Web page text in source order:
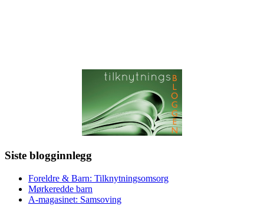
Siste blogginnlegg
Foreldre & Barn: Tilknytningsomsorg
Mørkeredde barn
A-magasinet: Samsoving